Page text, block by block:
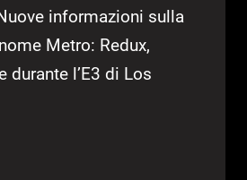
informazioni sulla
Metro: Redux,
durante l’E3 di Los